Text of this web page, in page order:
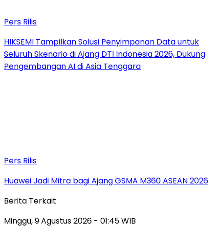
Pers Rilis
HIKSEMI Tampilkan Solusi Penyimpanan Data untuk
Seluruh Skenario di Ajang DTI Indonesia 2026, Dukung
Pengembangan AI di Asia Tenggara
Pers Rilis
Huawei Jadi Mitra bagi Ajang GSMA M360 ASEAN 2026
Berita Terkait
Minggu, 9 Agustus 2026 - 01:45 WIB